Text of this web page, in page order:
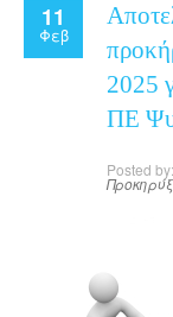
11
Φεβ
2025
ΠΕ
Posted by: